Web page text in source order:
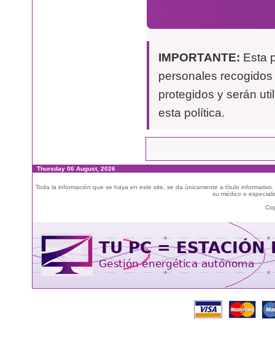
IMPORTANTE: Esta
personales
protegidos y serán
esta política.
Thursday 06 August, 2026
Toda la información que se haya en este site, se da únicamente a título
su médico o